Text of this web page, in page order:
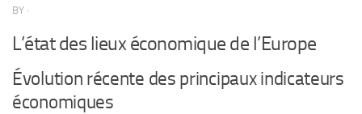
BY ·
L’état des lieux économique de l’Europe
Évolution récente des principaux indicateurs
économiques